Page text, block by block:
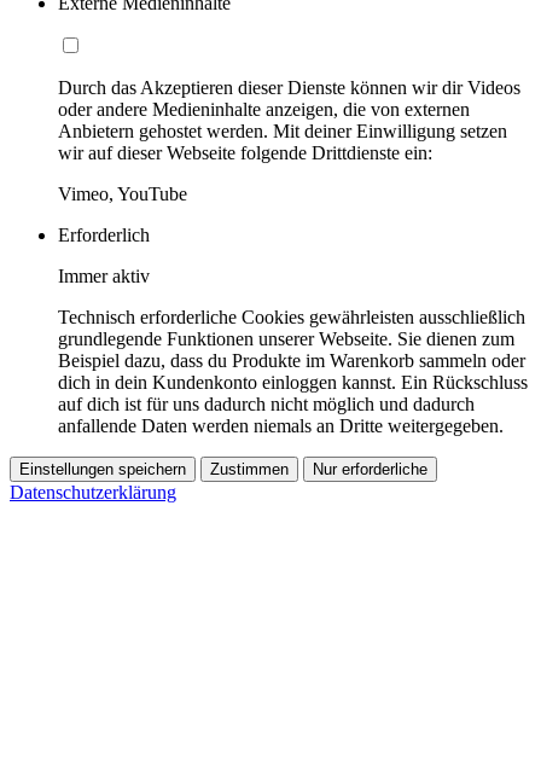
Durch das Akzeptieren dieser Dienste können wir dir Videos
oder andere Medieninhalte anzeigen, die von externen
Anbietern gehostet werden. Mit deiner Einwilligung setzen
wir auf dieser Webseite folgende Drittdienste ein:
Vimeo, YouTube
Erforderlich
Immer aktiv
Technisch erforderliche Cookies gewährleisten ausschließlich
grundlegende Funktionen unserer Webseite. Sie dienen zum
Beispiel dazu, dass du Produkte im Warenkorb sammeln oder
dich in dein Kundenkonto einloggen kannst. Ein Rückschluss
auf dich ist für uns dadurch nicht möglich und dadurch
anfallende Daten werden niemals an Dritte weitergegeben.
Einstellungen speichern Zustimmen Nur erforderliche
Datenschutzerklärung